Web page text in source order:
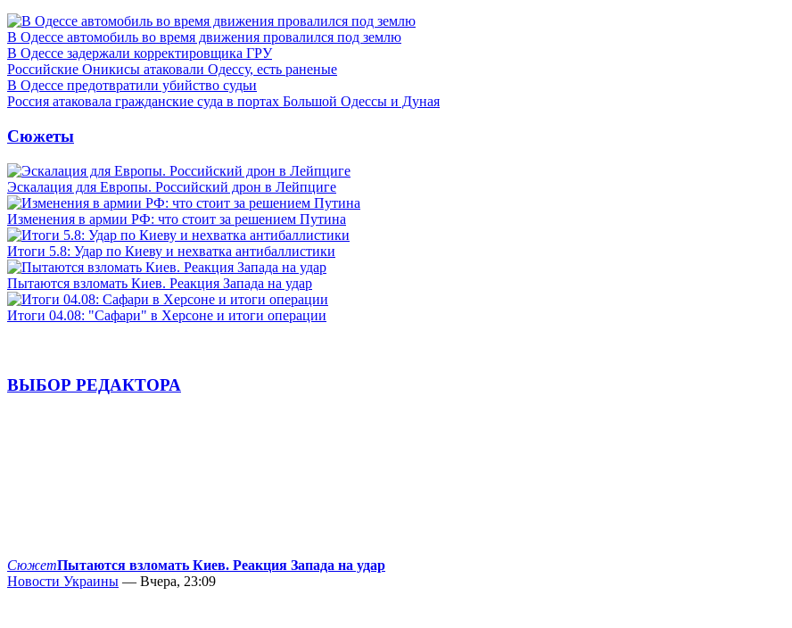
В Одессе автомобиль во время движения провалился под землю
В Одессе задержали корректировщика ГРУ
Российские Оникисы атаковали Одессу, есть раненые
В Одессе предотвратили убийство судьи
Россия атаковала гражданские суда в портах Большой Одессы и Дуная
Сюжеты
Эскалация для Европы. Российский дрон в Лейпциге
Изменения в армии РФ: что стоит за решением Путина
Итоги 5.8: Удар по Киеву и нехватка антибаллистики
Пытаются взломать Киев. Реакция Запада на удар
Итоги 04.08: "Сафари" в Херсоне и итоги операции
ВЫБОР РЕДАКТОРА
СюжетПытаются взломать Киев. Реакция Запада на удар
Новости Украины — Вчера, 23:09